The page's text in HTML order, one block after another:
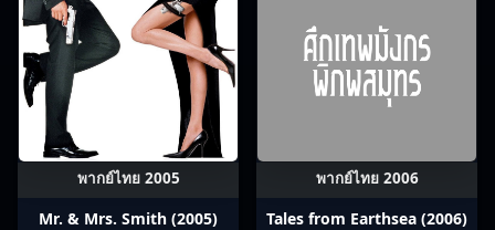
พากย์ไทย 2005
Mr. & Mrs. Smith (2005)
พากย์ไทย 2006
Tales from Earthsea (2006)